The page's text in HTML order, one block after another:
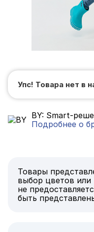
Упс! Товара нет в
BY: Smart-
Подробнее о
Товары
выбор цветов или
не
быть